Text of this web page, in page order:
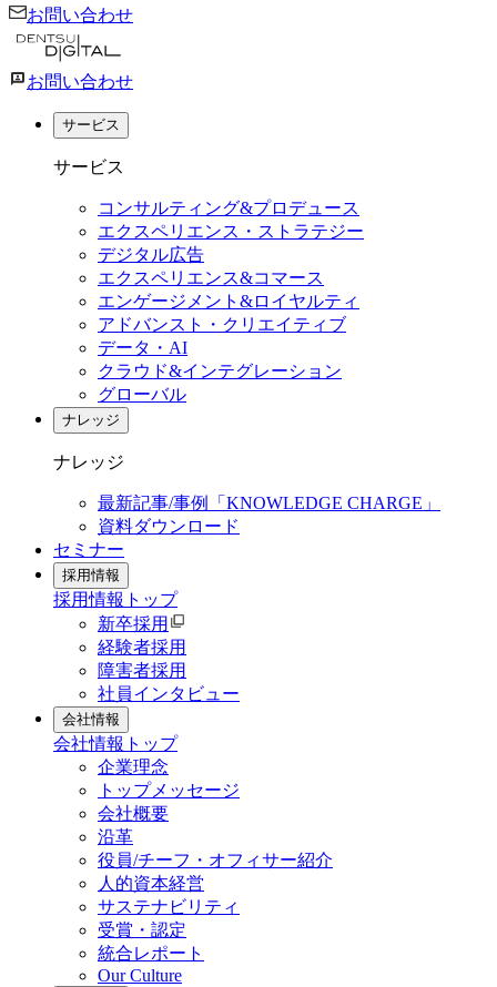
お問い合わせ
お問い合わせ
サービス
サービス
コンサルティング&プロデュース
エクスペリエンス・ストラテジー
デジタル広告
エクスペリエンス&コマース
エンゲージメント&ロイヤルティ
アドバンスト・クリエイティブ
データ・AI
クラウド&インテグレーション
グローバル
ナレッジ
ナレッジ
最新記事/事例「KNOWLEDGE CHARGE」
資料ダウンロード
セミナー
採用情報
採用情報 トップ
新卒採用
経験者採用
障害者採用
社員インタビュー
会社情報
会社情報 トップ
企業理念
トップメッセージ
会社概要
沿革
役員/チーフ・オフィサー紹介
人的資本経営
サステナビリティ
受賞・認定
統合レポート
Our Culture